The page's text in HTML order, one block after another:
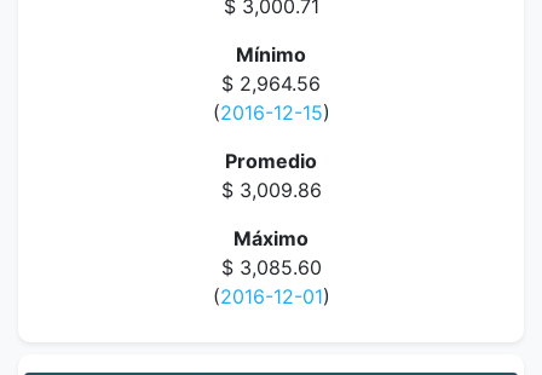
$ 3,000.71
Mínimo
$ 2,964.56
(2016-12-15)
Promedio
$ 3,009.86
Máximo
$ 3,085.60
(2016-12-01)